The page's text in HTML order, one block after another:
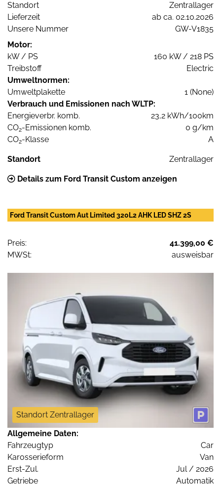
Standort
Zentrallager
Lieferzeit
ab ca. 02.10.2026
Unsere Nummer
GW-V1835
Motor:
kW / PS
160 kW / 218 PS
Treibstoff
Electric
Umweltnormen:
Umweltplakette
1 (None)
Verbrauch und Emissionen nach WLTP:
Energieverbr. komb.
23,2 kWh/100km
CO2-Emissionen komb.
0 g/km
CO2-Klasse A
Standort Zentrallager
Details zum Ford Transit Custom anzeigen
Ford Transit Custom Aut Limited 320L2 AHK LED SHZ 2S
Preis:
41.399,00 €
MWSt:
ausweisbar
Standort Zentrallager
Allgemeine Daten:
Fahrzeugtyp
Car
Karosserieform
Van
Erst-Zul.
Jul / 2026
Getriebe
Automatik